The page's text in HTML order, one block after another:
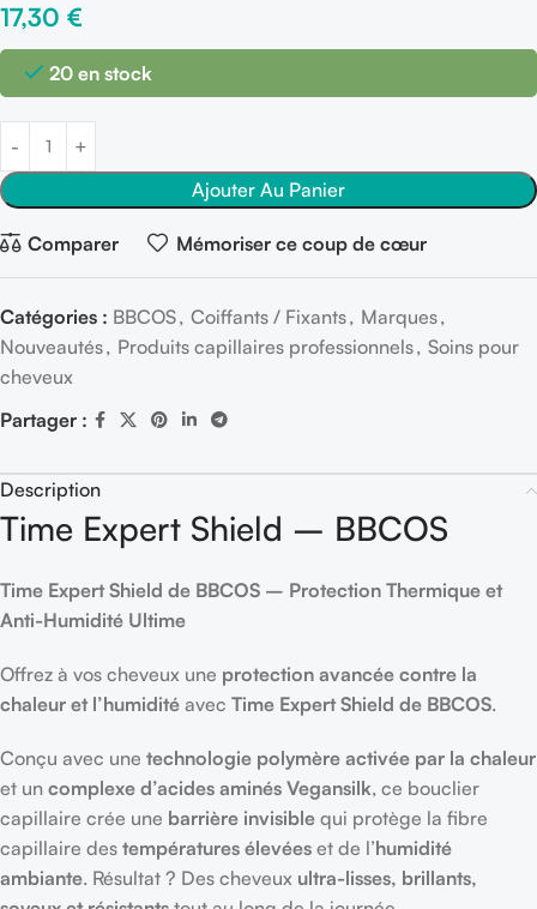
17,30 €
20 en stock
Ajouter Au Panier
Comparer Mémoriser ce coup de cœur
Catégories : BBCOS, Coiffants / Fixants, Marques,
Nouveautés, Produits capillaires professionnels, Soins pour
cheveux
Partager :
Description
Time Expert Shield – BBCOS
Time Expert Shield de BBCOS – Protection Thermique et
Anti-Humidité Ultime
Offrez à vos cheveux une protection avancée contre la
chaleur et l’humidité avec Time Expert Shield de BBCOS.
Conçu avec une technologie polymère activée par la chaleur
et un complexe d’acides aminés Vegansilk, ce bouclier
capillaire crée une barrière invisible qui protège la fibre
capillaire des températures élevées et de l’humidité
ambiante. Résultat ? Des cheveux ultra-lisses, brillants,